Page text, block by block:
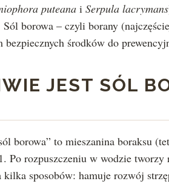
puteana i Serpula lacrymans
Sól borowa – czyli borany
środków do
JEST SÓL
borowa” to mieszanina boraksu
Po rozpuszczeniu w wodzie
kilka sposobów: hamuje rozwój